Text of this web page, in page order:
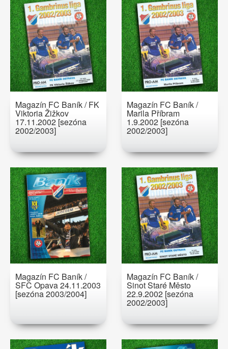
Magazín FC Baník / FK
Viktoria Žižkov
17.11.2002 [sezóna
2002/2003]
Magazín FC Baník /
Marila Příbram
1.9.2002 [sezóna
2002/2003]
Magazín FC Baník /
SFC Opava 24.11.2003
[sezóna 2003/2004]
Magazín FC Baník /
Sinot Staré Město
22.9.2002 [sezóna
2002/2003]